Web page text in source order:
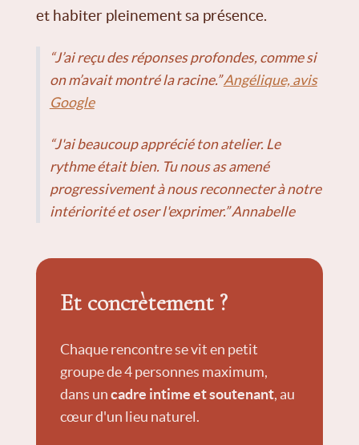
et habiter pleinement sa présence.
“J’ai reçu des réponses profondes, comme si
on m’avait montré la racine.”Angélique, avis
Google
“J'ai beaucoup apprécié ton atelier. Le
rythme était bien. Tu nous as amené
progressivement à nous reconnecter à notre
intériorité et oser l'exprimer.” Annabelle
Et concrètement ?
Chaque rencontre se vit en petit
groupe de 4 personnes maximum,
dans un cadre intime et soutenant, au
cœur d'un lieu naturel.